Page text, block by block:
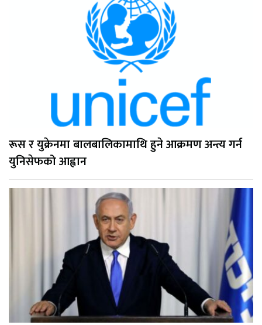
रूस र युक्रेनमा बालबालिकामाथि हुने आक्रमण अन्त्य गर्न
युनिसेफको आह्वान